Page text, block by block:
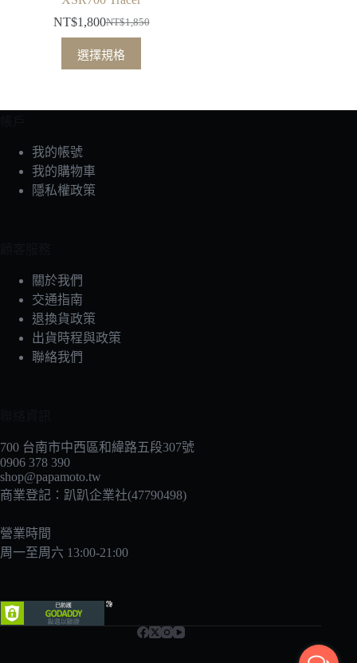
NT$1,850
始
價
NT$1,850。
NT$1,800
前
價
NT$1,800。
選擇規格
此
產
擇
我的帳號
我的購物車
隱私權政策
關於我們
交通指南
退換貨政策
出貨時程與政策
聯絡我們
700 台南市中西區和緯路五段307號
0906 378 390
shop@papamoto.tw
商業登記：趴趴企業社(47790498)
營業時間
周一至周六 13:00-21:00